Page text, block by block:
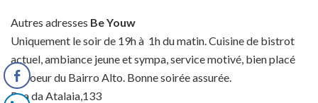
Autres adresses Be Youw
Uniquement le soir de 19h à 1h du matin. Cuisine de bistrot
actuel, ambiance jeune et sympa, service motivé, bien placé
au coeur du Bairro Alto. Bonne soirée assurée.
Rua da Atalaia,133